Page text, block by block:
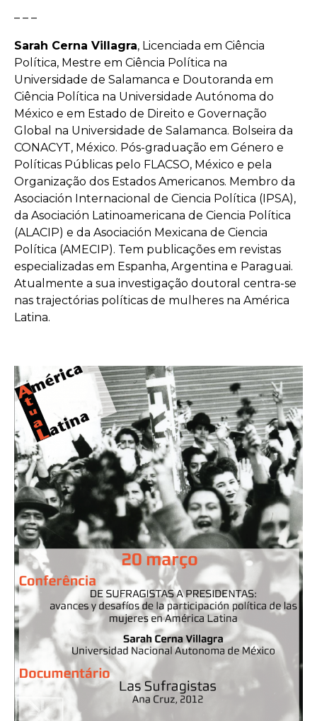
– – –
Sarah Cerna Villagra, Licenciada em Ciência
Política, Mestre em Ciência Política na
Universidade de Salamanca e Doutoranda em
Ciência Política na Universidade Autónoma do
México e em Estado de Direito e Governação
Global na Universidade de Salamanca. Bolseira da
CONACYT, México. Pós-graduação em Género e
Políticas Públicas pelo FLACSO, México e pela
Organização dos Estados Americanos. Membro da
Asociación Internacional de Ciencia Política (IPSA),
da Asociación Latinoamericana de Ciencia Política
(ALACIP) e da Asociación Mexicana de Ciencia
Política (AMECIP). Tem publicações em revistas
especializadas em Espanha, Argentina e Paraguai.
Atualmente a sua investigação doutoral centra-se
nas trajectórias políticas de mulheres na América
Latina.